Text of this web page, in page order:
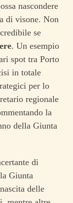
nascondere
di visone. Non
se
. Un esempio
spot tra Porto
in totale
per lo
regionale
la
della Giunta
di
Giunta
delle